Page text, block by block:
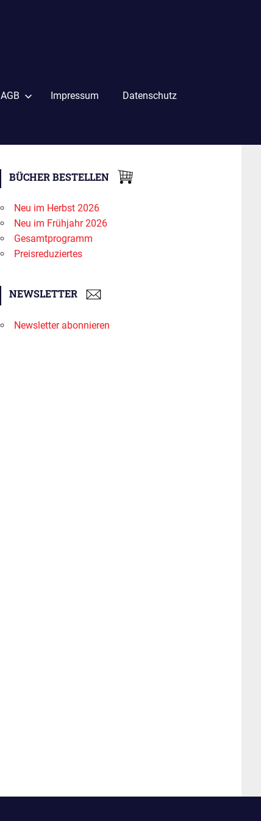
AGB Impressum Datenschutz
BÜCHER BESTELLEN
Neu im Herbst 2026
Neu im Frühjahr 2026
Gesamtprogramm
Preisreduziertes
NEWSLETTER
Newsletter abonnieren